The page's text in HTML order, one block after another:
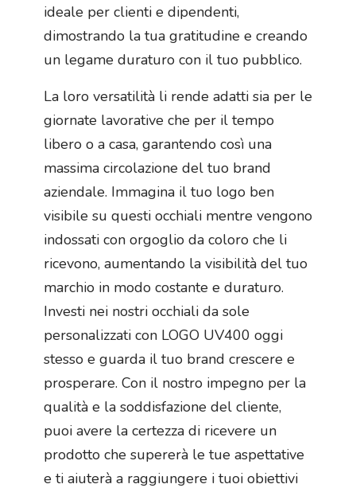
ideale per clienti e dipendenti,
dimostrando la tua gratitudine e creando
un legame duraturo con il tuo pubblico.
La loro versatilità li rende adatti sia per le
giornate lavorative che per il tempo
libero o a casa, garantendo così una
massima circolazione del tuo brand
aziendale. Immagina il tuo logo ben
visibile su questi occhiali mentre vengono
indossati con orgoglio da coloro che li
ricevono, aumentando la visibilità del tuo
marchio in modo costante e duraturo.
Investi nei nostri occhiali da sole
personalizzati con LOGO UV400 oggi
stesso e guarda il tuo brand crescere e
prosperare. Con il nostro impegno per la
qualità e la soddisfazione del cliente,
puoi avere la certezza di ricevere un
prodotto che supererà le tue aspettative
e ti aiuterà a raggiungere i tuoi obiettivi